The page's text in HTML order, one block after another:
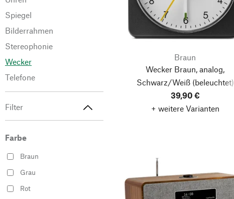
Spiegel
Bilderrahmen
Stereophonie
Wecker
Telefone
Filter
Farbe
Braun
Grau
Rot
Braun
Wecker Braun, analog,
Schwarz/Weiß(beleuchtet)
39,90 €
+ weitere Varianten